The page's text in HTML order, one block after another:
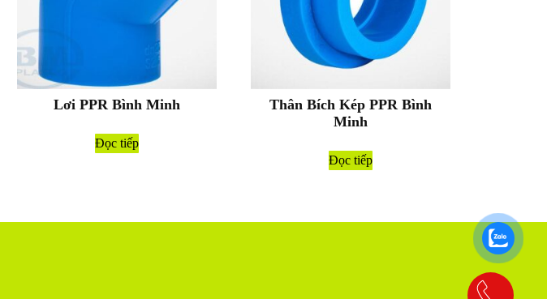
Lơi PPR Bình Minh
Đọc tiếp
Thân Bích Kép PPR Bình
Minh
Đọc tiếp